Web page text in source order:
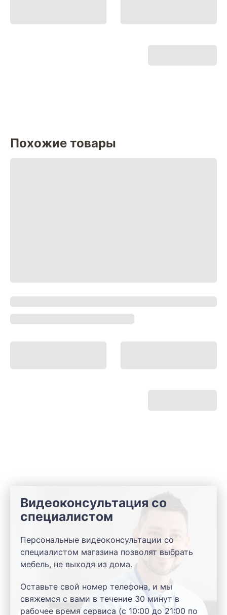
Похожие товары
Видеоконсультация со
специалистом
Персональные видеоконсультации со
специалистом магазина позволят выбрать
мебель, не выходя из дома.
Оставьте свой номер телефона, и мы
свяжемся с вами в течение 30 минут в
рабочее время сервиса (с 10:00 до 21:00 по